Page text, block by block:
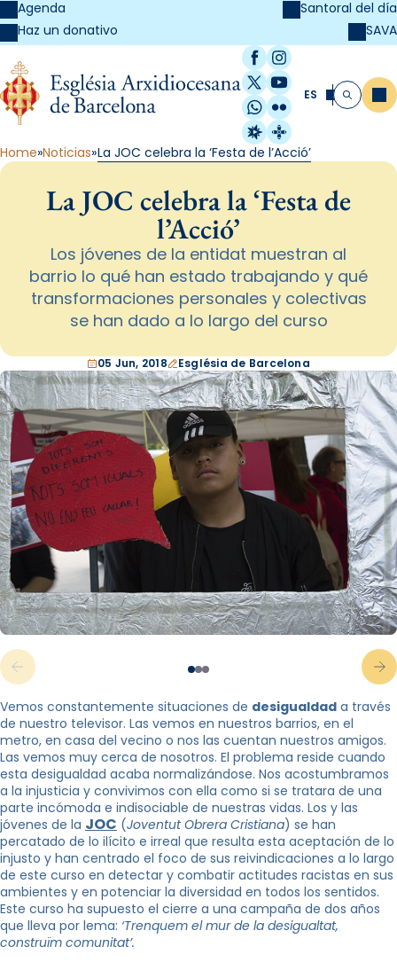
Agenda
Haz un donativo
Santoral del día
SAVA
Facebook
Instagram
X / Twitter
YouTube
WhatsApp
Flickr
Radio Estel
Catalunya
ES Buscar
Home Noticias La JOC celebra la ‘Festa de l’Acció’
La JOC celebra la ‘Festa de
l’Acció’
Los jóvenes de la entidat muestran al
barrio lo qué han estado trabajando y qué
transformaciones personales y colectivas
se han dado a lo largo del curso
05 Jun, 2018 Església de Barcelona
Vemos constantemente situaciones de desigualdad a través
de nuestro televisor. Las vemos en nuestros barrios, en el
metro, en casa del vecino o nos las cuentan nuestros amigos.
Las vemos muy cerca de nosotros. El problema reside cuando
esta desigualdad acaba normalizándose. Nos acostumbramos
a la injusticia y convivimos con ella como si se tratara de una
parte incómoda e indisociable de nuestras vidas. Los y las
jóvenes de la JOC (Joventut Obrera Cristiana) se han
percatado de lo ilícito e irreal que resulta esta aceptación de lo
injusto y han centrado el foco de sus reivindicaciones a lo largo
de este curso en detectar y combatir actitudes racistas en sus
ambientes y en potenciar la diversidad en todos los sentidos.
Este curso ha supuesto el cierre a una campaña de dos años
que lleva por lema: ‘Trenquem el mur de la desigualtat,
construïm comunitat’.